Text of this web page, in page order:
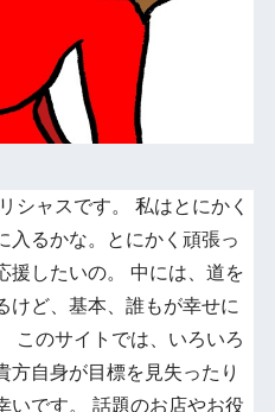
シャスです。 私はとにかく
入るかな。とにかく頑張っ
援したいの。 中には、道を
けど、基本、誰もが幸せに
このサイトでは、いろいろ
方自身が目標を見失ったり
いです。 話題のお店やお役